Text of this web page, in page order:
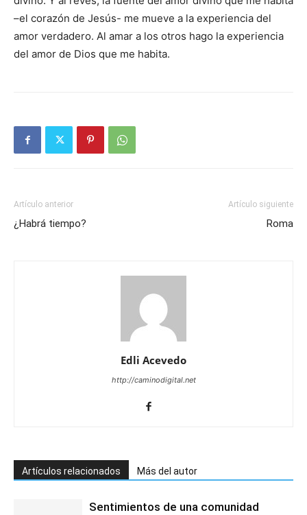
–el corazón de Jesús- me mueve a la experiencia del
amor verda­dero. Al amar a los otros hago la experiencia
del amor de Dios que me habita.
Artículo anterior
¿Habrá tiempo?
Artículo siguiente
Roma
Edli Acevedo
http://caminodigital.net
Artículos relacionados Más del autor
Sentimientos de una comunidad